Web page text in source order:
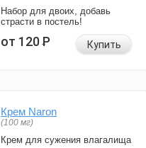
Набор для двоих, добавь
страсти в постель!
от 120Р Купить
Крем Naron
(100 мг)
Крем для сужения влагалища